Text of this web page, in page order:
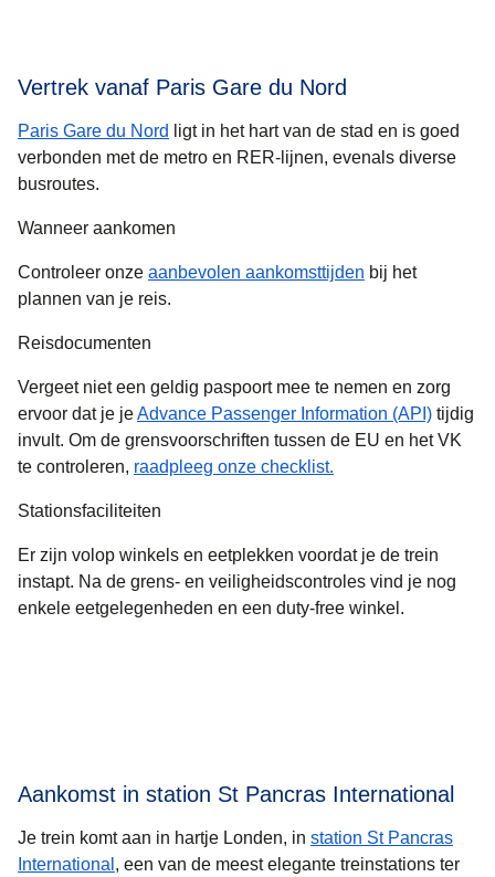
Vertrek vanaf Paris Gare du Nord
Paris Gare du Nord
ligt in het hart van de stad en is goed
verbonden met de metro en RER-lijnen, evenals diverse
busroutes.
Wanneer aankomen
Controleer onze aanbevolen aankomsttijden bij het
plannen van je reis.
Reisdocumenten
Vergeet niet een geldig paspoort mee te nemen en zorg
ervoor dat je jeAdvance Passenger Information (API) tijdig
invult. Om de grensvoorschriften tussen de EU en het VK
te controleren, raadpleeg onze checklist.
Stationsfaciliteiten
Er zijn volop winkels en eetplekken voordat je de trein
instapt. Na de grens- en veiligheidscontroles vind je nog
enkele eetgelegenheden en een duty-free winkel.
Aankomst in station St Pancras International
Je trein komt aan in hartje Londen, in station St Pancras
International , een van de meest elegante treinstations ter